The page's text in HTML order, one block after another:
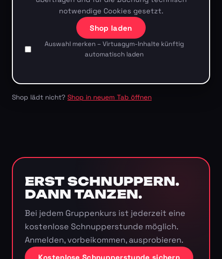
notwendige Cookies gesetzt.
Shop laden
Auswahl merken – Virtuagym-Inhalte künftig
automatisch laden
Shop lädt nicht? Shop in neuem Tab öffnen
ERST SCHNUPPERN.
DANN TANZEN.
Bei jedem Gruppenkurs ist jederzeit eine
kostenlose Schnupperstunde möglich.
Anmelden, vorbeikommen, ausprobieren.